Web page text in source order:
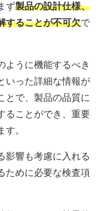
ず製品の設計仕様、
することが不可欠で
ように機能するべき
いった詳細な情報が
とで、製品の品質に
ることができ、重要
。
影響も考慮に入れる
ために必要な検査項